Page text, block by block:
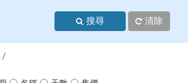
+
搜尋 清除